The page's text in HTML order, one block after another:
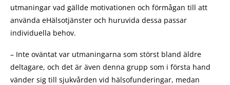
utmaningar vad gällde motivationen och förmågan till att
använda eHälsotjänster och huruvida dessa passar
individuella behov.
– Inte oväntat var utmaningarna som störst bland äldre
deltagare, och det är även denna grupp som i första hand
vänder sig till sjukvården vid hälsofunderingar, medan